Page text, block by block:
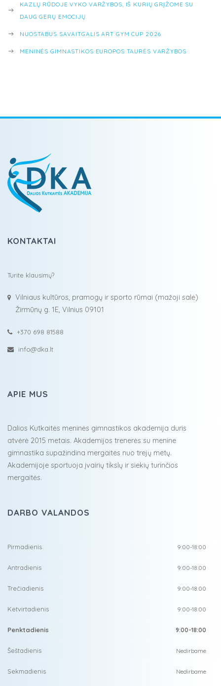
KAZLŲ RŪDOJE VYKO VARŽYBOS, IŠ KURIŲ GRĮŽOME SU
DAUG GERŲ EMOCIJŲ
NUOSTABUS SAVAITGALIS ART GYM CUP 2026
MENINĖS GIMNASTIKOS EUROPOS TAURĖS VARŽYBOS
KONTAKTAI
Turite klausimų?
Vilniaus kultūros, pramogų ir sporto rūmai (mažoji salė)
Žirmūnų g. 1E, Vilnius 09101
+370 698 81588
info@dka.lt
APIE MUS
Dalios Kutkaitės meninės gimnastikos akademija duris
atvėrė 2015 metais. Akademijos trenerės su menine
gimnastika supažindina mergaites nuo trejų metų.
Akademijoje sportuoja įvairių tikslų ir siekių turinčios
mergaitės.
DARBO VALANDOS
Pirmadienis 9:00-18:00
Antradienis 9:00-18:00
Trečiadienis 9:00-18:00
Ketvirtadienis 9:00-18:00
Penktadienis 9:00-18:00
Šeštadienis Nedirbame
Sekmadienis Nedirbame